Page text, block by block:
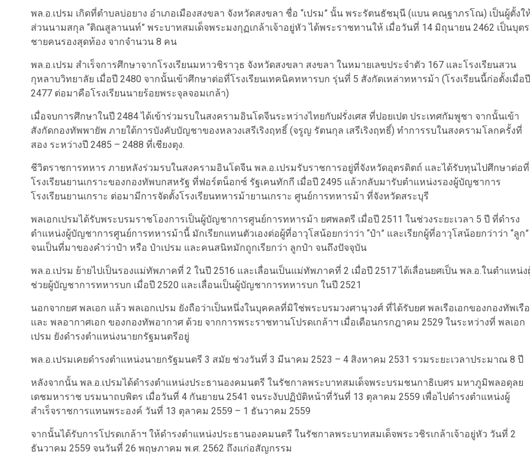
พล.อ.เปรม เกิดที่ตำบลบ่อยาง อำเภอเมืองสงขลา จังหวัดสงขลา ชื่อ “เปรม” นั้น พระรัตนธัชมุนี (แบน คณฺฐาภรโณ) เป็นผู้ตั้งใ
ส่วนนามสกุล “ติณสูลานนท์” พระบาทสมเด็จพระมงกุฏเกล้าเจ้าอยู่หัว ได้พระราชทานให้ เมื่อวันที่ 14 มิถุนายน 2462 เป็นบุตร
ชายคนรองสุดท้อง จากจำนวน 8 คน
พล.อ.เปรม สำเร็จการศึกษาจากโรงเรียนมหาวชิราวุธ จังหวัดสงขลา สงขลา ในหมายเลขประจำตัว 167 และโรงเรียนสวน
กุหลาบวิทยาลัย เมื่อปี 2480 จากนั้นเข้าศึกษาต่อที่โรงเรียนเทคนิคทหารบก รุ่นที่ 5 สังกัดเหล่าทหารม้า (โรงเรียนนี้ก่อตั้งเมื่อปี
2477 ต่อมาคือโรงเรียนนายร้อยพระจุลจอมเกล้า)
เมื่อจบการศึกษาในปี 2484 ได้เข้าร่วมรบในสงครามอินโดจีนระหว่างไทยกับฝรั่งเศส ที่ปอยเปต ประเทศกัมพูชา จากนั้นเข้า
สังกัดกองทัพพายัพ ภายใต้การบังคับบัญชาของหลวงเสรีเริงฤทธิ์ (จรูญ รัตนกุล เสรีเริงฤทธิ์) ทำการรบในสงครามโลกครั้งที่
สอง ระหว่างปี 2485 – 2488 ที่เชียงตุง.
ชีวิตราชการทหาร ภายหลังร่วมรบในสงครามอินโดจีน พล.อ.เปรมรับราชการอยู่ที่จังหวัดอุตรดิตถ์ และได้รับทุนไปศึกษาต่อที่
โรงเรียนยานเกราะของกองทัพบกสหรัฐ ที่ฟอร์ตน็อกซ์ รัฐเคนทักกี เมื่อปี 2495 แล้วกลับมารับตำแหน่งรองผู้บัญชาการ
โรงเรียนยานเกราะ ต่อมามีการจัดตั้งโรงเรียนทหารม้ายานเกราะ ศูนย์การทหารม้า ที่จังหวัดสระบุรี
พลเอกเปรมได้รับพระบรมราชโองการเป็นผู้บัญชาการศูนย์การทหารม้า ยศพลตรี เมื่อปี 2511 ในช่วงระยะเวลา 5 ปี ที่ดำรง
ตำแหน่งผู้บัญชาการศูนย์การทหารม้านี้ มักเรียกแทนตัวเองต่อผู้ที่อาวุโสน้อยกว่าว่า “ป๋า” และเรียกผู้ที่อาวุโสน้อยกว่าว่า “ลูก”
จนเป็นที่มาของคำว่าป๋า หรือ ป๋าเปรม และคนสนิทมักถูกเรียกว่า ลูกป๋า จนถึงปัจจุบัน
พล.อ.เปรม ย้ายไปเป็นรองแม่ทัพภาคที่ 2 ในปี 2516 และเลื่อนเป็นแม่ทัพภาคที่ 2 เมื่อปี 2517 ได้เลื่อนยศเป็น พล.อ.ในตำแหน่ง
ช่วยผู้บัญชาการทหารบก เมื่อปี 2520 และเลื่อนเป็นผู้บัญชาการทหารบก ในปี 2521
นอกจากยศ พลเอก แล้ว พลเอกเปรม ยังถือว่าเป็นหนึ่งในบุคคลที่มิใช่พระบรมวงศานุวงศ์ ที่ได้รับยศ พลเรือเอกของกองทัพเรือ
และ พลอากาศเอก ของกองทัพอากาศ ด้วย จากการพระราชทานโปรดเกล้าฯ เมื่อเดือนกรกฎาคม 2529 ในระหว่างที่ พลเอก
เปรม ยังดำรงตำแหน่งนายกรัฐมนตรีอยู่
พล.อ.เปรมเคยดำรงตำแหน่งนายกรัฐมนตรี 3 สมัย ช่วงวันที่ 3 มีนาคม 2523 – 4 สิงหาคม 2531 รวมระยะเวลาประมาณ 8 ปี
หลังจากนั้น พล.อ.เปรมได้ดำรงตำแหน่งประธานองคมนตรี ในรัชกาลพระบาทสมเด็จพระบรมชนกาธิเบศร มหาภูมิพลอดุลย
เดชมหาราช บรมนาถบพิตร เมื่อวันที่ 4 กันยายน 2541 จนระงับปฏิบัติหน้าที่วันที่ 13 ตุลาคม 2559 เพื่อไปดำรงตำแหน่งผู้
สำเร็จราชการแทนพระองค์ วันที่ 13 ตุลาคม 2559 – 1 ธันวาคม 2559
จากนั้นได้รับการโปรดเกล้าฯ ให้ดำรงตำแหน่งประธานองคมนตรี ในรัชกาลพระบาทสมเด็จพระวชิรเกล้าเจ้าอยู่หัว วันที่ 2
ธันวาคม 2559 จนวันที่ 26 พฤษภาคม พ.ศ. 2562 ถึงแก่อสัญกรรม